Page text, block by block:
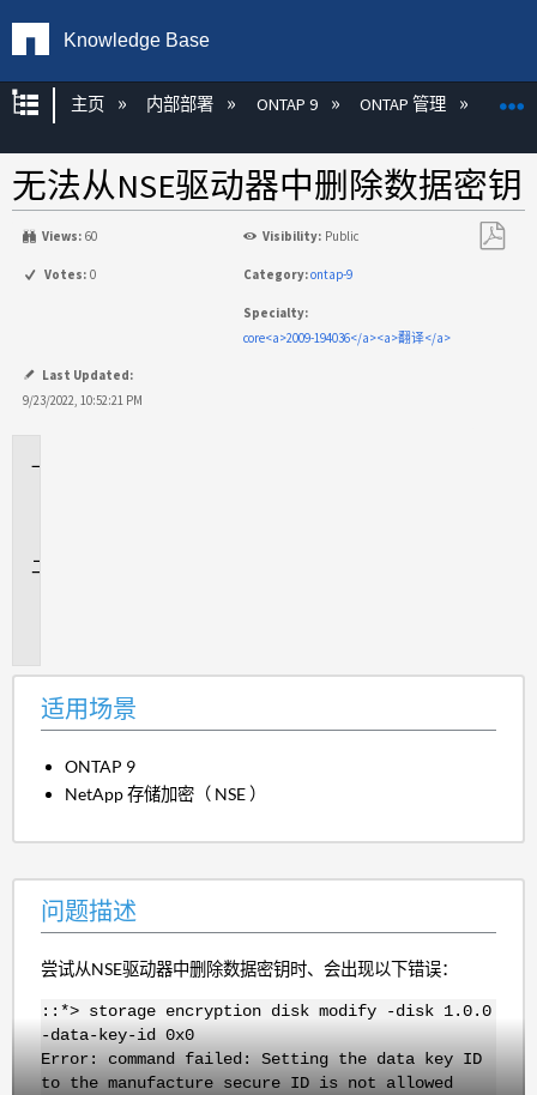
Knowledge Base
扩展/隐缩全局层次
主页 内部部署 ONTAP 9 ONTAP 管理 加密
无法从NSE驱动器中删除数据密钥
Views: 60 Visibility: Public
Votes: 0 Category:ontap-9
Specialty:
core<a>2009-194036</a><a>翻译</a>
Last Updated:
9/23/2022, 10:52:21 PM
适用场景
ONTAP 9
NetApp 存储加密（ NSE ）
问题描述
尝试从NSE驱动器中删除数据密钥时、会出现以下错误：
::*> storage encryption disk modify -disk 1.0.0
-data-key-id 0x0
Error: command failed: Setting the data key ID
to the manufacture secure ID is not allowed